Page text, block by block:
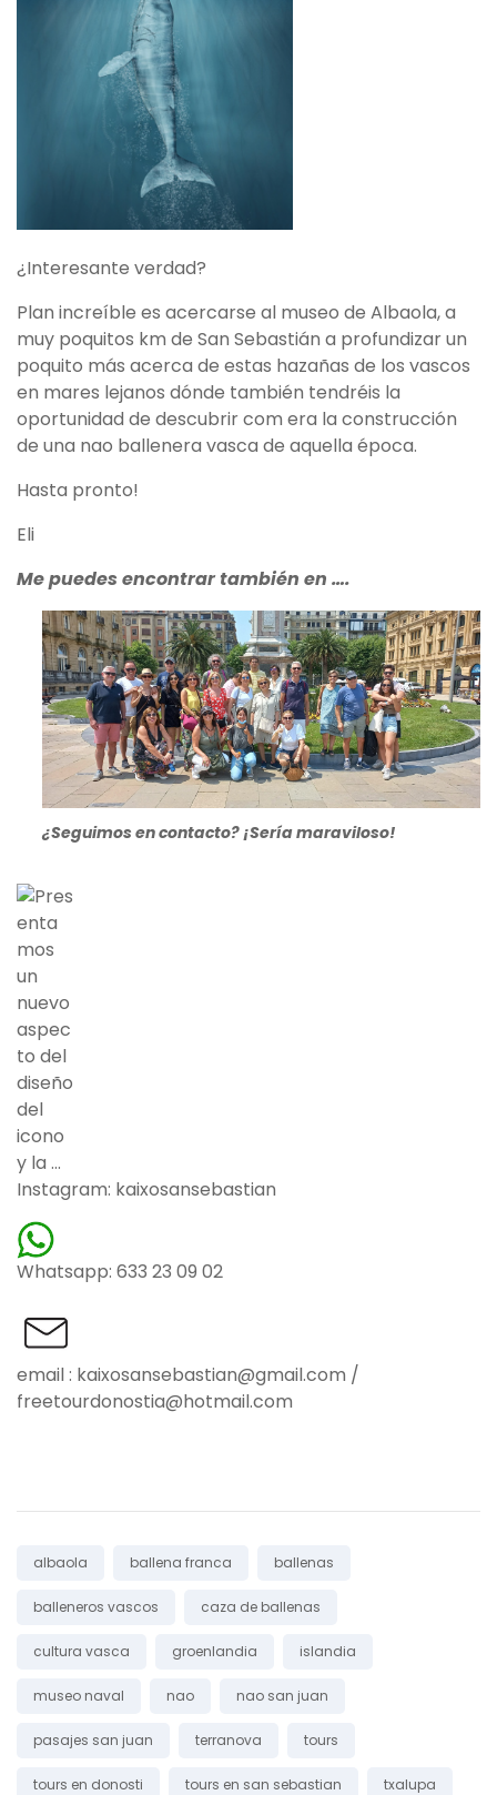
¿Interesante verdad?
Plan increíble es acercarse al museo de Albaola, a
muy poquitos km de San Sebastián a profundizar un
poquito más acerca de estas hazañas de los vascos
en mares lejanos dónde también tendréis la
oportunidad de descubrir com era la construcción
de una nao ballenera vasca de aquella época.
Hasta pronto!
Eli
Me puedes encontrar también en ….
¿Seguimos en contacto? ¡Sería maraviloso!
Instagram: kaixosansebastian
Whatsapp: 633 23 09 02
email : kaixosansebastian@gmail.com /
freetourdonostia@hotmail.com
Tags:
albaola ballena franca ballenas
balleneros vascos caza de ballenas
cultura vasca groenlandia islandia
museo naval nao nao san juan
pasajes san juan terranova tours
tours en donosti tours en san sebastian txalupa